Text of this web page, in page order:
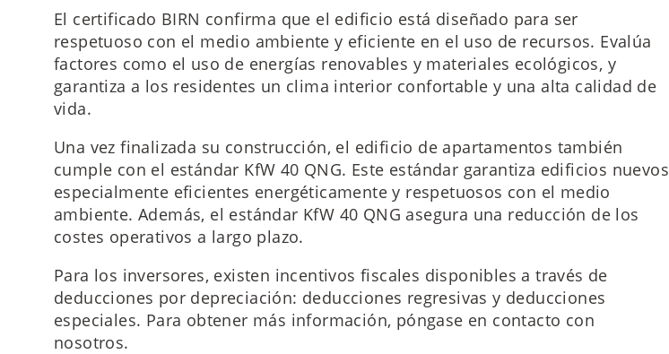
El certificado BIRN confirma que el edificio está diseñado para ser
respetuoso con el medio ambiente y eficiente en el uso de recursos. Evalúa
factores como el uso de energías renovables y materiales ecológicos, y
garantiza a los residentes un clima interior confortable y una alta calidad de
vida.
Una vez finalizada su construcción, el edificio de apartamentos también
cumple con el estándar KfW 40 QNG. Este estándar garantiza edificios nuevos
especialmente eficientes energéticamente y respetuosos con el medio
ambiente. Además, el estándar KfW 40 QNG asegura una reducción de los
costes operativos a largo plazo.
Para los inversores, existen incentivos fiscales disponibles a través de
deducciones por depreciación: deducciones regresivas y deducciones
especiales. Para obtener más información, póngase en contacto con
nosotros.